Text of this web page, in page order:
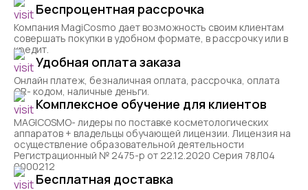
Беспроцентная рассрочка
Компания MagiCosmo дает возможность своим клиентам
совершать покупки в удобном формате, в рассрочку или в
кредит.
Удобная оплата заказа
Онлайн платеж, безналичная оплата, рассрочка, оплата
QR- кодом, наличные деньги.
Комплексное обучение для клиентов
MAGICOSMO- лидеры по поставке косметологических
аппаратов + владельцы обучающей лицензии. Лицензия на
осуществление образовательной деятельности
Регистрационный № 2475-р от 22.12.2020 Серия 78Л04
0000212
Бесплатная доставка